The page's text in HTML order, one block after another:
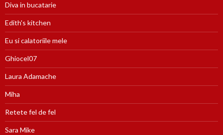
Diva in bucatarie
Edith's kitchen
Eu si calatoriile mele
Ghiocel07
Laura Adamache
Miha
Retete fel de fel
Sara Mike